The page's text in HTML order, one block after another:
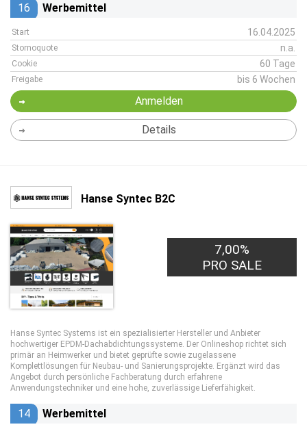
16 Werbemittel
Start 16.04.2025
Stornoquote n.a.
Cookie 60 Tage
Freigabe bis 6 Wochen
Anmelden
Details
Hanse Syntec B2C
7,00%
PRO SALE
Hanse Syntec Systems ist ein spezialisierter Hersteller und Anbieter
hochwertiger EPDM‑Dachabdichtungssysteme. Der Onlineshop richtet sich
primär an Heimwerker und bietet geprüfte sowie zugelassene
Komplettlösungen für Neubau‑ und Sanierungsprojekte. Ergänzt wird das
Angebot durch persönliche Fachberatung durch erfahrene
Anwendungstechniker und eine hohe, zuverlässige Lieferfähigkeit.
14 Werbemittel